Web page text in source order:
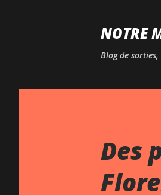
NOTRE
Blog de
Des